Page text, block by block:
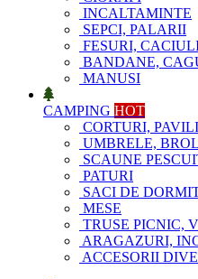
INCALTAMINTE
SEPCI, PALARII
FESURI,
BANDANE,
MANUSI
CAMPING HOT
CORTURI,
UMBRELE,
SCAUNE
PATURI
SACI DE
MESE
TRUSE PICNIC,
ARAGAZURI,
ACCESORII